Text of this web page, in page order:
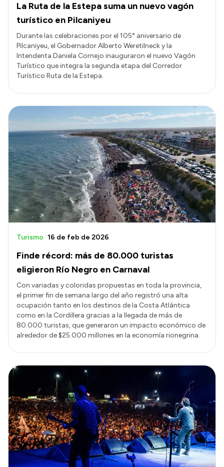
La Ruta de la Estepa suma un nuevo vagón
turístico en Pilcaniyeu
Durante las celebraciones por el 105° aniversario de
Pilcaniyeu, el Gobernador Alberto Weretilneck y la
Intendenta Daniela Cornejo inauguraron el nuevo Vagón
Turístico que integra la segunda etapa del Corredor
Turístico Ruta de la Estepa.
Finde récord: más de 80.000 turistas
eligieron Río Negro en Carnaval
Turismo 16 de feb de 2026
Con variadas y coloridas propuestas en toda la provincia,
el primer fin de semana largo del año registró una alta
ocupación tanto en los destinos de la Costa Atlántica
como en la Cordillera gracias a la llegada de más de
80.000 turistas, que generaron un impacto económico de
alrededor de $25.000 millones en la economía rionegrina.